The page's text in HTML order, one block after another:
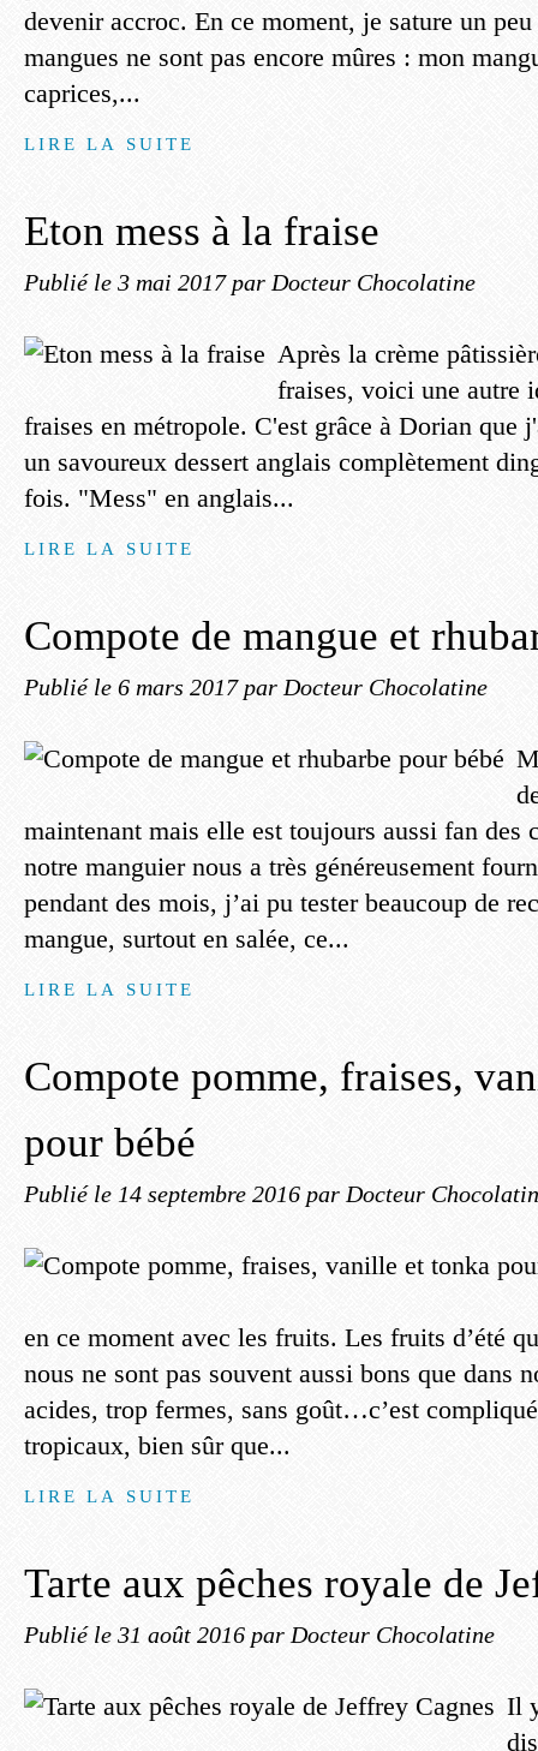
devenir accroc. En ce moment, je sature un
mangues ne sont pas encore mûres : mon
caprices,...
LIRE LA SUITE
Eton mess à la fraise
Publié le 3 mai 2017 par Docteur Chocolatine
Après la crème
fraises, voici une autre
fraises en métropole. C'est grâce à Dorian que
un savoureux dessert anglais complètement
fois. "Mess" en anglais...
LIRE LA SUITE
Compote de mangue et
Publié le 6 mars 2017 par Docteur Chocolatine
maintenant mais elle est toujours aussi fan des
notre manguier nous a très généreusement
pendant des mois, j’ai pu tester beaucoup de
mangue, surtout en salée, ce...
LIRE LA SUITE
Compote pomme, fraises,
pour bébé
Publié le 14 septembre 2016 par Docteur
en ce moment avec les fruits. Les fruits d’été
nous ne sont pas souvent aussi bons que dans
acides, trop fermes, sans goût…c’est
tropicaux, bien sûr que...
LIRE LA SUITE
Tarte aux pêches royale de
Publié le 31 août 2016 par Docteur Chocolatine
Il